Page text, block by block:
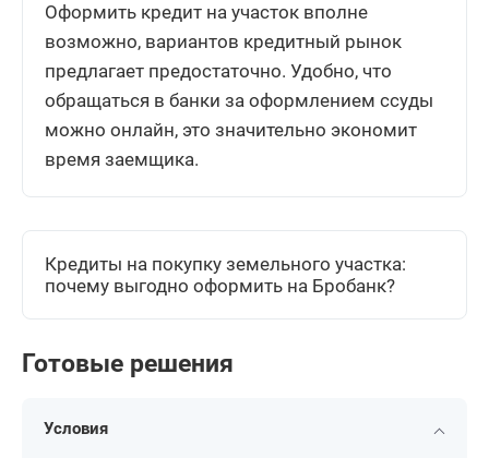
Оформить кредит на участок вполне
возможно, вариантов кредитный рынок
предлагает предостаточно. Удобно, что
обращаться в банки за оформлением ссуды
можно онлайн, это значительно экономит
время заемщика.
Кредиты на покупку земельного участка:
почему выгодно оформить на Бробанк?
Готовые решения
Условия